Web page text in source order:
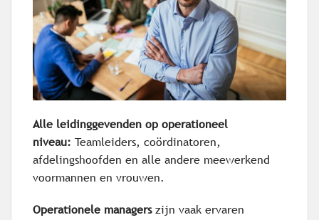
Alle leidinggevenden op operationeel
niveau: Teamleiders, coördinatoren,
afdelingshoofden en alle andere meewerkend
voormannen en vrouwen.
Operationele managerszijn vaak ervaren